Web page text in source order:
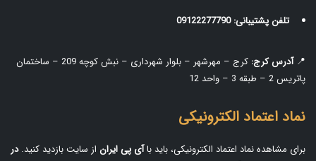
تلفن پشتیبانی: 09122277790
📍آدرس کرج:
کرج – مهرشهر – بلوار شهرداری – نبش کوچه 209 – ساختمان
پاتریس 2 – طبقه 3 – واحد 12
نماد اعتماد الکترونیکی
برای مشاهده نماد اعتماد الکترونیکی، باید باآی‌ پی ایران از سایت بازدید کنید.در